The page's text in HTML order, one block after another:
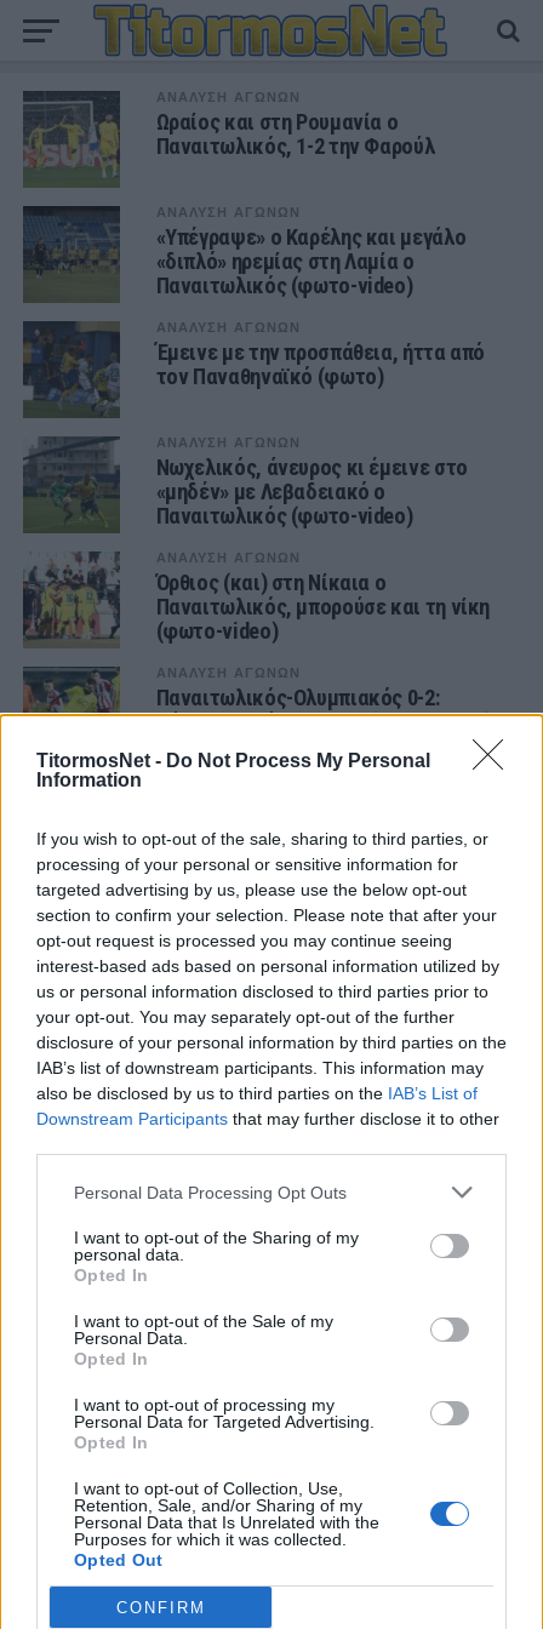
TitormosNet - Do Not Process My Personal
Information
If you wish to opt-out of the sale, sharing to third parties, or
processing of your personal or sensitive information for
targeted advertising by us, please use the below opt-out
section to confirm your selection. Please note that after your
opt-out request is processed you may continue seeing
interest-based ads based on personal information utilized by
us or personal information disclosed to third parties prior to
your opt-out. You may separately opt-out of the further
disclosure of your personal information by third parties on the
IAB’s list of downstream participants. This information may
also be disclosed by us to third parties on the IAB’s List of
Downstream Participants that may further disclose it to other
Personal Data Processing Opt Outs
I want to opt-out of the Sharing of my
personal data.
Opted In
I want to opt-out of the Sale of my
Personal Data.
Opted In
I want to opt-out of processing my
Personal Data for Targeted Advertising.
Opted In
I want to opt-out of Collection, Use,
Retention, Sale, and/or Sharing of my
Personal Data that Is Unrelated with the
Purposes for which it was collected.
Opted Out
CONFIRM
ΑΝΑΛΥΣΗ ΑΓΩΝΩΝ
Ωραίος και στη Ρουμανία ο
Παναιτωλικός, 1-2 την Φαρούλ
ΑΝΑΛΥΣΗ ΑΓΩΝΩΝ
«Υπέγραψε» ο Καρέλης και μεγάλο
«διπλό» ηρεμίας στη Λαμία ο
Παναιτωλικός (φωτο-video)
ΑΝΑΛΥΣΗ ΑΓΩΝΩΝ
Έμεινε με την προσπάθεια, ήττα από
τον Παναθηναϊκό (φωτο)
ΑΝΑΛΥΣΗ ΑΓΩΝΩΝ
Νωχελικός, άνευρος κι έμεινε στο
«μηδέν» με Λεβαδειακό ο
Παναιτωλικός (φωτο-video)
ΑΝΑΛΥΣΗ ΑΓΩΝΩΝ
Όρθιος (και) στη Νίκαια ο
Παναιτωλικός, μπορούσε και τη νίκη
(φωτο-video)
ΑΝΑΛΥΣΗ ΑΓΩΝΩΝ
Παναιτωλικός-Ολυμπιακός 0-2:
Πάλεψε αλλά ηττήθηκε (φωτο-video)
αποκλείστηκε στα πέναλτι ο
Παναιτωλικός (video)
ΑΝΑΛΥΣΗ ΑΓΩΝΩΝ
Σημαντικός βαθμός στην Τρίπολη για
τον Παναιτωλικό (φωτο)
ΑΝΑΛΥΣΗ ΑΓΩΝΩΝ
Αφέλεια, Καρέλης και Στεργιάκης
«καταδίκασαν» τον Παναιτωλικό σε
ήττα- ψυχρολουσία (φωτο-video)
ΑΝΑΛΥΣΗ ΑΓΩΝΩΝ
Εμφατική «τεσσάρα» στα Γιάννινα με
«Μίδα» Καρέλη! (φωτο)
ΝΕΑ
ΕΙΔΗΣΕΙΣ
Στον ΑΠΟΕΛ ο Πέρες
ΠΑΝΑΙΤΩΛΙΚΟΣ
Δύο… «κολλητάρια» στον Παναιτωλικό!